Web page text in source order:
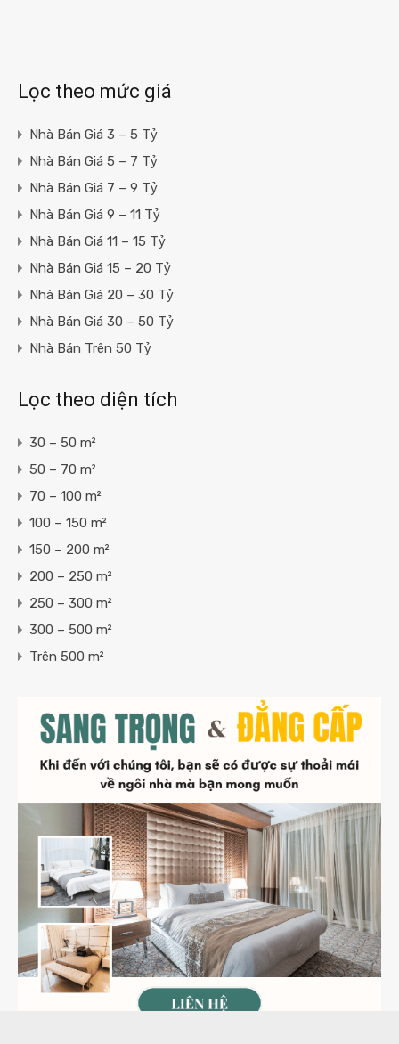
Lọc theo mức giá
Nhà Bán Giá 3 – 5 Tỷ
Nhà Bán Giá 5 – 7 Tỷ
Nhà Bán Giá 7 – 9 Tỷ
Nhà Bán Giá 9 – 11 Tỷ
Nhà Bán Giá 11 – 15 Tỷ
Nhà Bán Giá 15 – 20 Tỷ
Nhà Bán Giá 20 – 30 Tỷ
Nhà Bán Giá 30 – 50 Tỷ
Nhà Bán Trên 50 Tỷ
Lọc theo diện tích
30 – 50 m²
50 – 70 m²
70 – 100 m²
100 – 150 m²
150 – 200 m²
200 – 250 m²
250 – 300 m²
300 – 500 m²
Trên 500 m²